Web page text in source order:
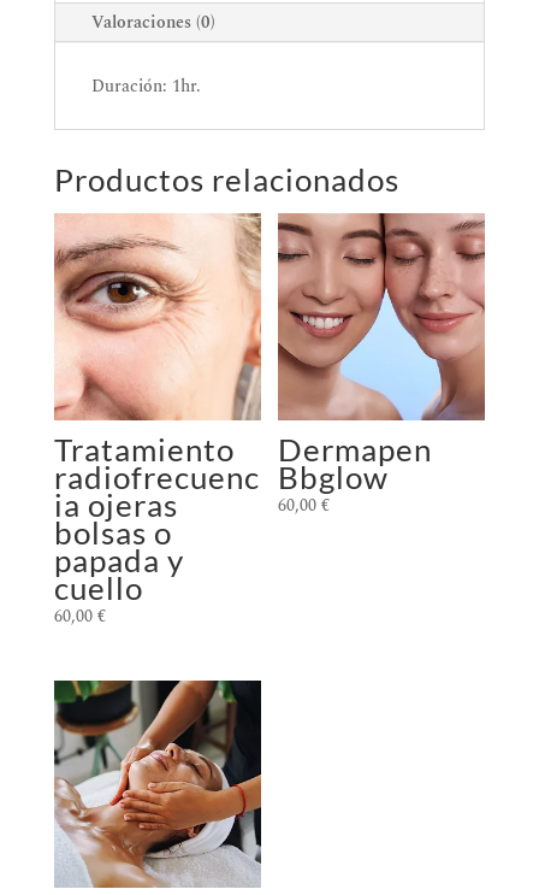
Valoraciones (0)
Duración: 1hr.
Productos relacionados
Tratamiento
radiofrecuenc
ia ojeras
bolsas o
papada y
cuello
60,00€
Dermapen
Bbglow
60,00€